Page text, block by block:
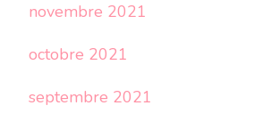
novembre 2021
octobre 2021
septembre 2021